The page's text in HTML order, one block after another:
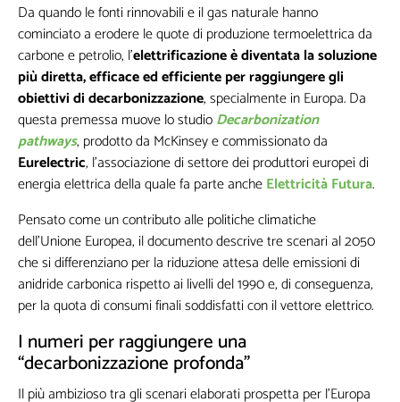
Da quando le fonti rinnovabili e il gas naturale hanno
cominciato a erodere le quote di produzione termoelettrica da
carbone e petrolio, l’elettrificazione è diventata la soluzione
più diretta, efficace ed efficiente per raggiungere gli
obiettivi di decarbonizzazione, specialmente in Europa. Da
questa premessa muove lo studioDecarbonization
pathways, prodotto da McKinsey e commissionato da
Eurelectric, l’associazione di settore dei produttori europei di
energia elettrica della quale fa parte ancheElettricità Futura.
Pensato come un contributo alle politiche climatiche
dell’Unione Europea, il documento descrive tre scenari al 2050
che si differenziano per la riduzione attesa delle emissioni di
anidride carbonica rispetto ai livelli del 1990 e, di conseguenza,
per la quota di consumi finali soddisfatti con il vettore elettrico.
I numeri per raggiungere una
“decarbonizzazione profonda”
Il più ambizioso tra gli scenari elaborati prospetta per l’Europa